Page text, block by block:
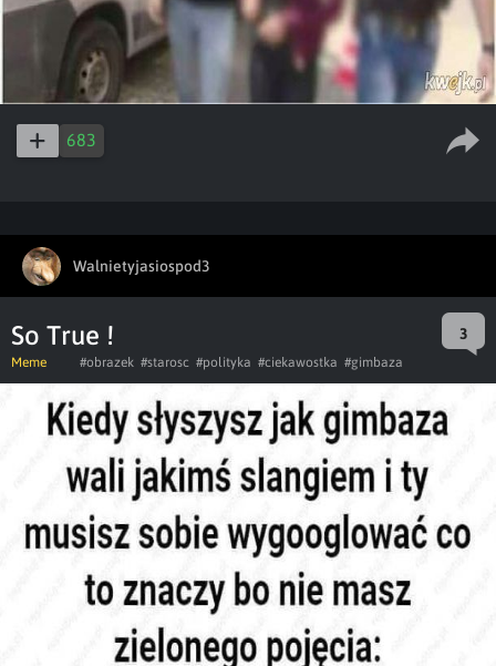
683
Walnietyjasiospod3
So True ! 3
Meme #obrazek #starosc #polityka #ciekawostka #gimbaza